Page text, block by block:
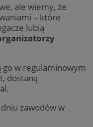
ale wiemy, że
– które
lubią
go w regulaminowym
dostaną
zawodów w